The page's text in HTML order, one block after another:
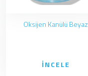
Oksijen Kanülü Beyaz
İNCELE